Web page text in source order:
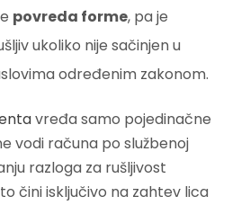
povreda forme, pa je
ukoliko nije sačinjen u
određenim zakonom.
vređa samo pojedinačne
vodi računa po službenoj
razloga za rušljivost
čini isključivo na zahtev lica